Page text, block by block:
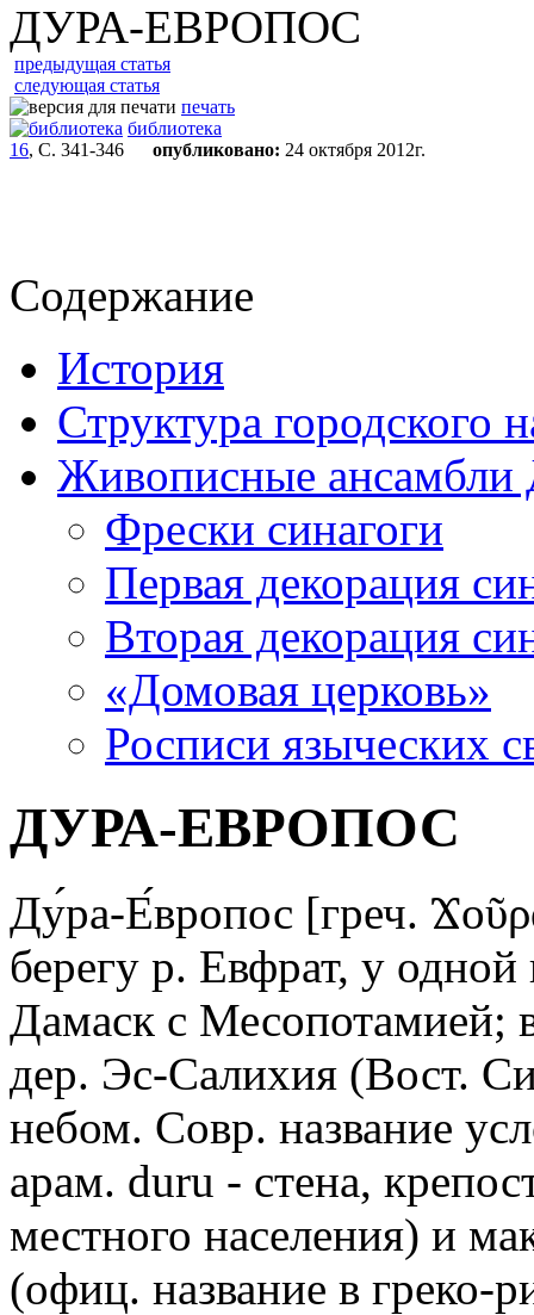
ДУРА-ЕВРОПОС
предыдущая статья
следующая статья
печать
библиотека
16, С. 341-346 опубликовано: 24 октября 2012г.
Содержание
История
Структура городского
Живописные
Фрески синагоги
Первая декорация
Вторая декорация
«Домовая церковь»
Росписи языческих
ДУРА-ЕВРОПОС
Ду́ра-Е́вропос [греч.
берегу р. Евфрат, у
Дамаск с Месопотамией;
дер. Эс-Салихия (Вост.
небом. Совр. название
арам. duru - стена,
местного населения) и
(офиц. название в греко-